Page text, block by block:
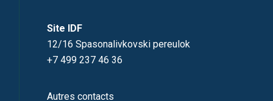
Site IDF
12/16 Spasonalivkovski pereulok
+7 499 237 46 36
Autres contacts